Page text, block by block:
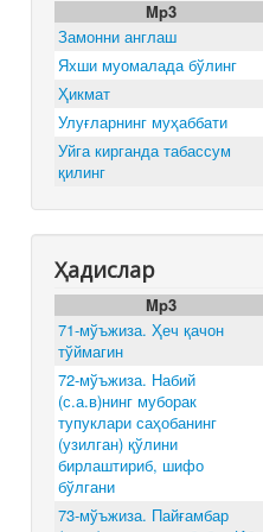
Mp3
Замонни англаш
Яхши муомалада бўлинг
Ҳикмат
Улуғларнинг муҳаббати
Уйга кирганда табассум
қилинг
Ҳадислар
Mp3
71-мўъжиза. Ҳеч қачон
тўймагин
72-мўъжиза. Набий
(с.а.в)нинг муборак
тупуклари саҳобанинг
(узилган) қўлини
бирлаштириб, шифо
бўлгани
73-мўъжиза. Пайғамбар